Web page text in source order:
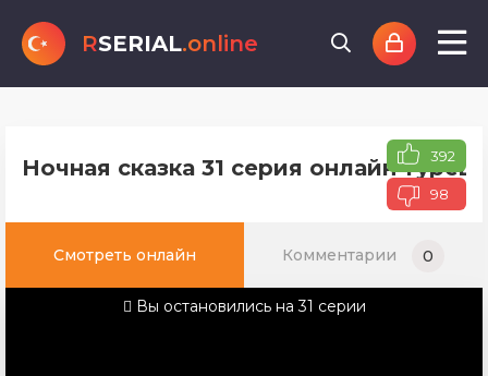
RSERIAL.online
Ночная сказка 31 серия онлайн 392
98
Смотреть онлайн Комментарии 0
Вы остановились на 31 серии